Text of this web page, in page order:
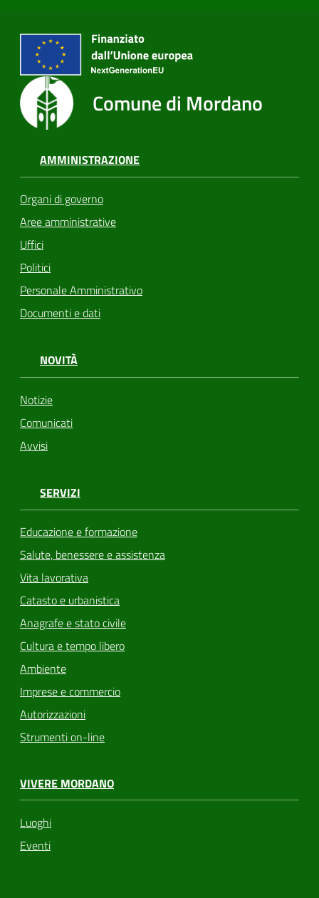
Comune di Mordano
AMMINISTRAZIONE
Organi di governo
Aree amministrative
Uffici
Politici
Personale Amministrativo
Documenti e dati
NOVITÀ
Notizie
Comunicati
Avvisi
SERVIZI
Educazione e formazione
Salute, benessere e assistenza
Vita lavorativa
Catasto e urbanistica
Anagrafe e stato civile
Cultura e tempo libero
Ambiente
Imprese e commercio
Autorizzazioni
Strumenti on-line
VIVERE MORDANO
Luoghi
Eventi